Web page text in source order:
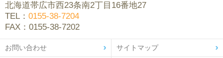
北海道帯広市西23条南2丁目16番地27
TEL： 0155-38-7204
FAX：0155-38-7202
お問い合わせ サイトマップ